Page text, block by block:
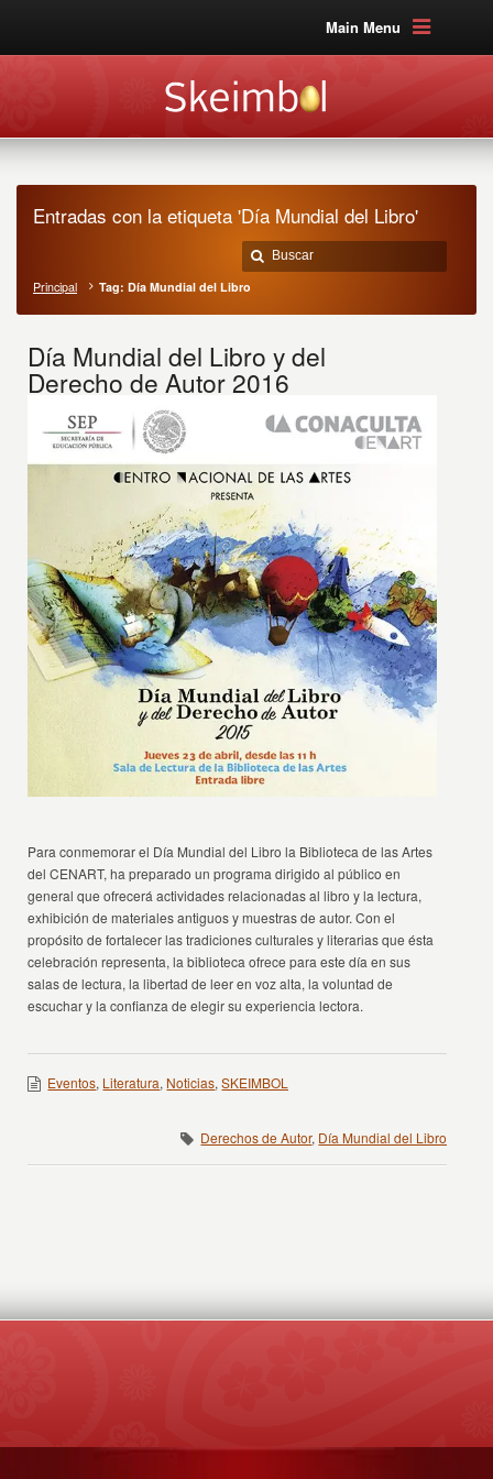
Main Menu
Entradas con la etiqueta 'Día Mundial del Libro'
Principal Tag: Día Mundial del Libro
Día Mundial del Libro y del
Derecho de Autor 2016
Para conmemorar el Día Mundial del Libro la Biblioteca de las Artes
del CENART, ha preparado un programa dirigido al público en
general que ofrecerá actividades relacionadas al libro y la lectura,
exhibición de materiales antiguos y muestras de autor. Con el
propósito de fortalecer las tradiciones culturales y literarias que ésta
celebración representa, la biblioteca ofrece para este día en sus
salas de lectura, la libertad de leer en voz alta, la voluntad de
escuchar y la confianza de elegir su experiencia lectora.
Eventos, Literatura, Noticias,SKEIMBOL
Derechos de Autor, Día Mundial del Libro